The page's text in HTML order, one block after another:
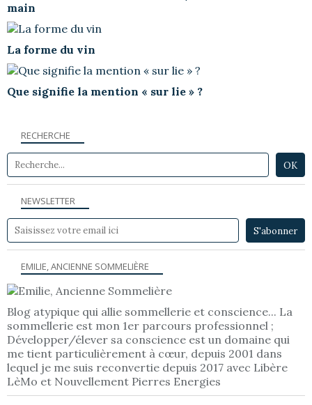
main
La forme du vin
Que signifie la mention « sur lie » ?
NEWSLETTER
RECHERCHE
EMILIE, ANCIENNE SOMMELIÈRE
Blog atypique qui allie sommellerie et conscience... La
sommellerie est mon 1er parcours professionnel ;
Développer/élever sa conscience est un domaine qui
me tient particulièrement à cœur, depuis 2001 dans
lequel je me suis reconvertie depuis 2017 avec Libère
LèMo et Nouvellement Pierres Energies